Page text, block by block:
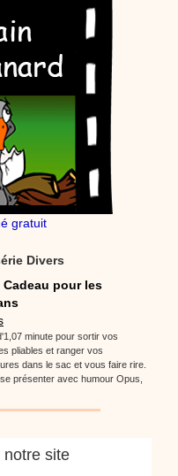
gratuit
Divers
Cadeau pour les
minute pour sortir vos
pliables et ranger vos
dans le sac et vous faire rire.
présenter avec humour Opus,
notre site